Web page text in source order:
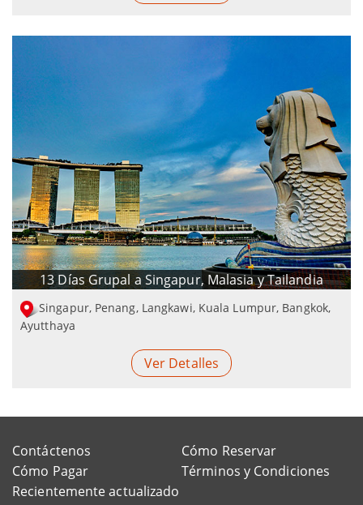
13 Días Grupal a Singapur, Malasia y Tailandia
Singapur, Penang, Langkawi, Kuala Lumpur, Bangkok,
Ayutthaya
Ver Detalles
Contáctenos
Cómo Reservar
Cómo Pagar
Términos y Condiciones
Recientemente actualizado